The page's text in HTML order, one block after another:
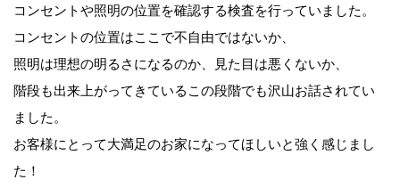
コンセントや照明の位置を確認する検査を行っていました。
コンセントの位置はここで不自由ではないか、
照明は理想の明るさになるのか、見た目は悪くないか、
階段も出来上がってきているこの段階でも沢山お話されてい
ました。
お客様にとって大満足のお家になってほしいと強く感じまし
た！